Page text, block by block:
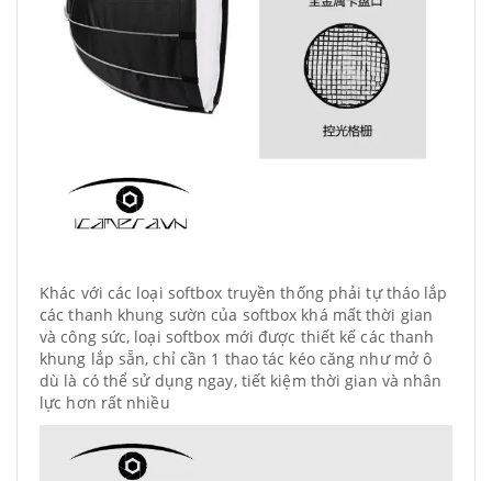
Khác với các loại softbox truyền thống phải tự tháo lắp
các thanh khung sườn của softbox khá mất thời gian
và công sức, loại softbox mới được thiết kế các thanh
khung lắp sẵn, chỉ cần 1 thao tác kéo căng như mở ô
dù là có thể sử dụng ngay, tiết kiệm thời gian và nhân
lực hơn rất nhiều